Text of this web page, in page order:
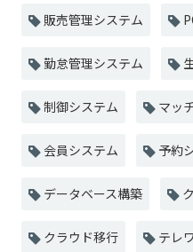
販売管理システム
勤怠管理システム
制御システム マッ
会員システム 予約
データベース構築
クラウド移行 テレ